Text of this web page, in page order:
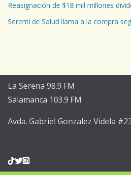
Reasignación de $18 mil millones
Seremi de Salud llama a la compra
La Serena 98.9 FM
Salamanca 103.9 FM
Avda. Gabriel Gonzalez Videla